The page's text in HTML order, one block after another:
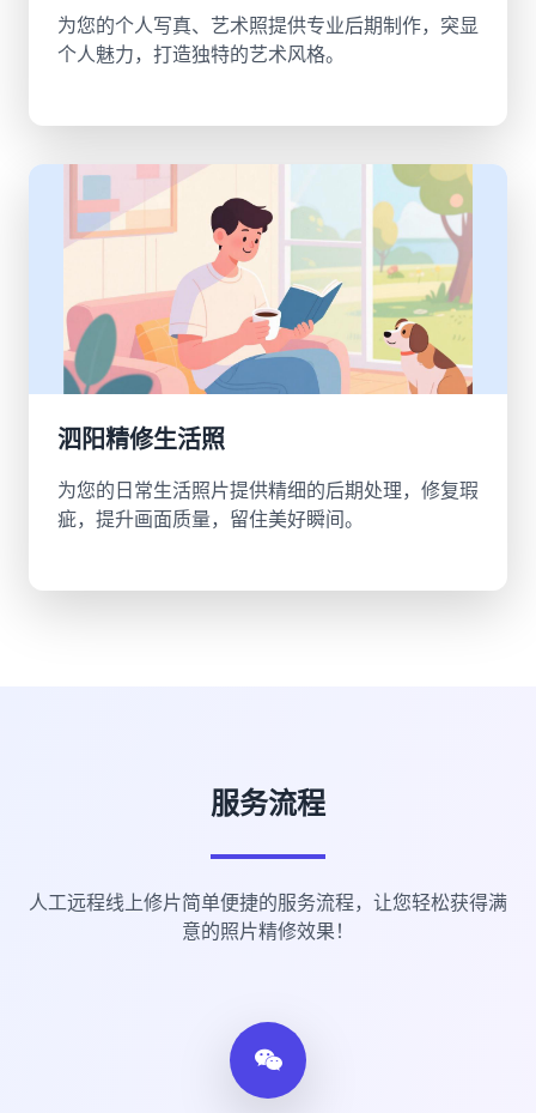
为您的个人写真、艺术照提供专业后期制作，突显
个人魅力，打造独特的艺术风格。
泗阳精修生活照
为您的日常生活照片提供精细的后期处理，修复瑕
疵，提升画面质量，留住美好瞬间。
服务流程
人工远程线上修片简单便捷的服务流程，让您轻松获得满
意的照片精修效果！